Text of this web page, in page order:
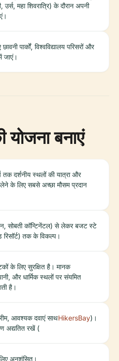
उर्स, महा शिवरात्रि) के दौरान अपनी
पार्कों, विश्वविद्यालय परिसरों और
जाएं।
योजना बनाएं
तक दर्शनीय स्थलों की यात्रा और
लेने के लिए सबसे अच्छा मौसम प्रदान
सोबती कॉन्टिनेंटल) से लेकर बजट स्टे
रिसॉर्ट) तक के विकल्प।
के लिए सुरक्षित है। मानक
और धार्मिक स्थलों पर संयमित
है।
आवश्यक दवाएं साथ
अद्यतित रखें (
HikersBay)।
अनुशंसित।